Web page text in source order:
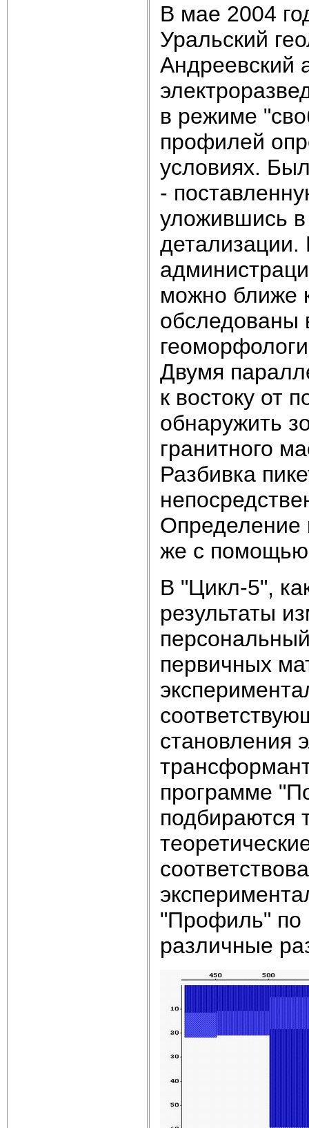
В мае 2004
Уральский
Андреевский
в режиме
профилей
условиях.
-
уложившись
можно ближе
обследованы
Двумя
к востоку от
обнаружить
гранитного
Разбивка
Определение
же с помощью
В "Цикл-5",
результаты
первичных
становления
программе
подбираются
"Профиль" по
различные